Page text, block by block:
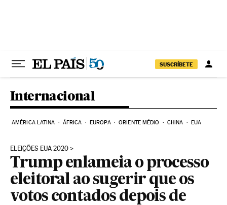
SUSCRÍBETE
Internacional
AMÉRICA LATINA ÁFRICA EUROPA ORIENTE MÉDIO CHINA EUA
ELEIÇÕES EUA 2020
Trump enlameia o processo
eleitoral ao sugerir que os
votos contados depois de